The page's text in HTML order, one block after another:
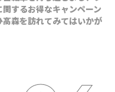
するお得なキャンペーン
森を訪れてみてはいかが